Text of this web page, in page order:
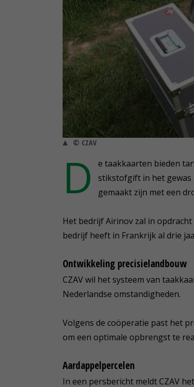
© CZAV
D
e taakkaarten bieden
stikstofgift in het gewas
gemaakt zijn met een
Het bedrijf Airinov zal in
bedrijf heeft in Frankrijk al drie
Ontwikkeling precisielandbouw
CZAV wil het systeem van
Nederlandse omstandigheden.
Volgens de coöperatie past het
om een optimale opbrengst te
Aardappelpercelen
In een persbericht meldt CZAV